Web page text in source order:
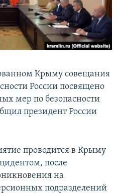
Крыму совещания
России посвящено
мер по безопасности
президент России
проводится в Крыму
после
на
подразделений